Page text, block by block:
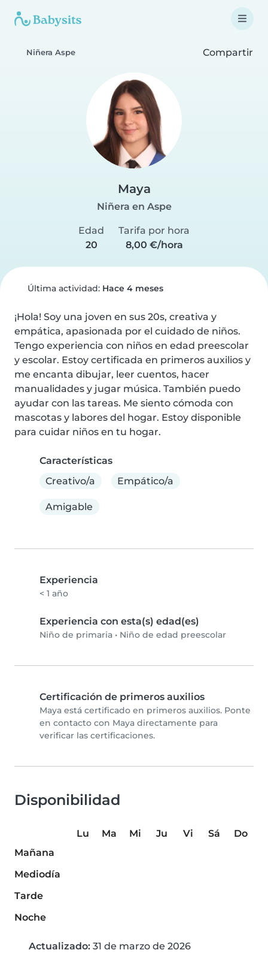
Niñera Aspe Compartir
Maya
Niñera en Aspe
Edad
20
Tarifa por hora
8,00 €/hora
Última actividad: Hace 4 meses
¡Hola! Soy una joven en sus 20s, creativa y
empática, apasionada por el cuidado de niños.
Tengo experiencia con niños en edad preescolar
y escolar. Estoy certificada en primeros auxilios y
me encanta dibujar, leer cuentos, hacer
manualidades y jugar música. También puedo
ayudar con las tareas. Me siento cómoda con
mascotas y labores del hogar. Estoy disponible
para cuidar niños en tu hogar.
Características
Creativo/a
Empático/a
Amigable
Experiencia
< 1 año
Experiencia con esta(s) edad(es)
Niño de primaria • Niño de edad preescolar
Certificación de primeros auxilios
Maya está certificado en primeros auxilios. Ponte
en contacto con Maya directamente para
verificar las certificaciones.
Disponibilidad
Lu Ma Mi Ju Vi Sá
Do
Mañana
Mediodía
Tarde
Noche
Actualizado: 31 de marzo de 2026